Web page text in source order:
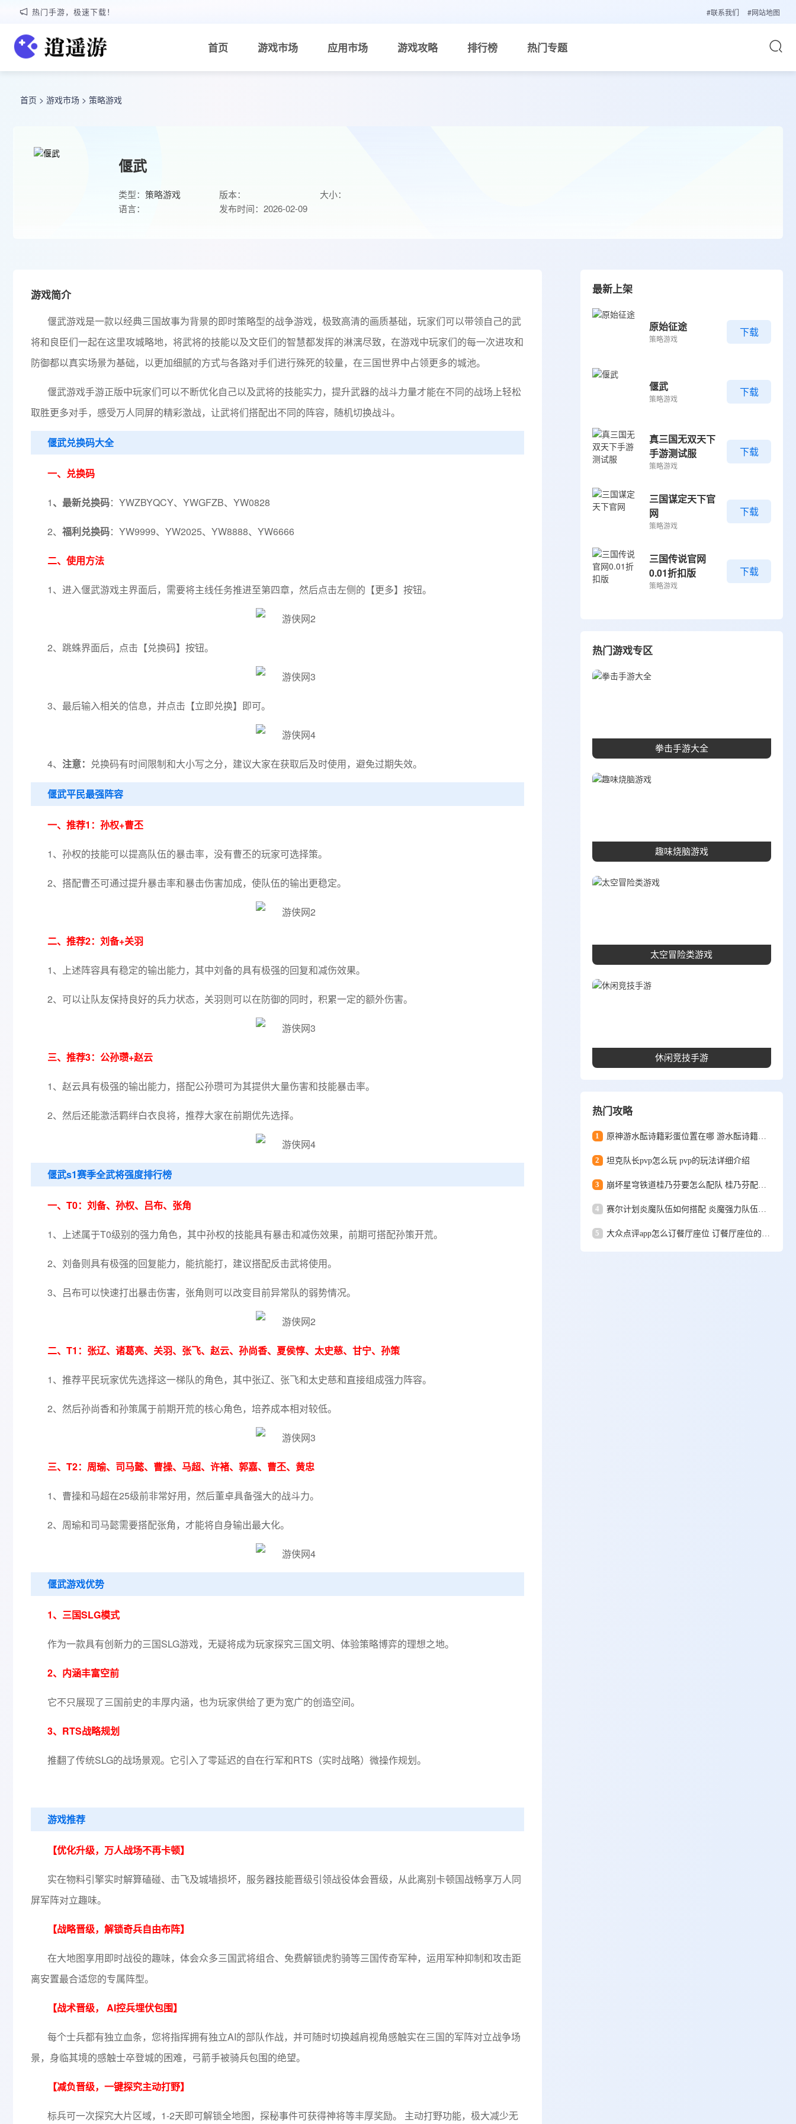
热门手游，极速下载！ #联系我们 #网站地图
首页 游戏市场 应用市场 游戏攻略 排行榜 热门专题
首页 > 游戏市场 > 策略游戏
偃武
类型： 策略游戏 版本：
大小：
语言：
发布时间：2026-02-09
游戏简介
偃武游戏是一款以经典三国故事为背景的即时策略型的战争游戏，极致高清的画质基础，玩家们可以带领自己的武
将和良臣们一起在这里攻城略地，将武将的技能以及文臣们的智慧都发挥的淋漓尽致，在游戏中玩家们的每一次进攻和
防御都以真实场景为基础，以更加细腻的方式与各路对手们进行殊死的较量，在三国世界中占领更多的城池。
偃武游戏手游正版中玩家们可以不断优化自己以及武将的技能实力，提升武器的战斗力量才能在不同的战场上轻松
取胜更多对手，感受万人同屏的精彩激战，让武将们搭配出不同的阵容，随机切换战斗。
偃武兑换码大全
一、兑换码
1、最新兑换码：YWZBYQCY、YWGFZB、YW0828
2、 福利兑换码：YW9999、YW2025、YW8888、YW6666
二、使用方法
1、进入偃武游戏主界面后，需要将主线任务推进至第四章，然后点击左侧的【更多】按钮。
2、跳蛛界面后，点击【兑换码】按钮。
3、最后输入相关的信息，并点击【立即兑换】即可。
4、 注意： 兑换码有时间限制和大小写之分，建议大家在获取后及时使用，避免过期失效。
偃武平民最强阵容
一、推荐1：孙权+曹丕
1、孙权的技能可以提高队伍的暴击率，没有曹丕的玩家可选择策。
2、搭配曹丕可通过提升暴击率和暴击伤害加成，使队伍的输出更稳定。
二、推荐2：刘备+关羽
1、上述阵容具有稳定的输出能力，其中刘备的具有极强的回复和减伤效果。
2、可以让队友保持良好的兵力状态，关羽则可以在防御的同时，积累一定的额外伤害。
三、推荐3：公孙瓒+赵云
1、赵云具有极强的输出能力，搭配公孙瓒可为其提供大量伤害和技能暴击率。
2、然后还能激活羁绊白衣良将，推荐大家在前期优先选择。
偃武s1赛季全武将强度排行榜
一、T0：刘备、孙权、吕布、张角
1、上述属于T0级别的强力角色，其中孙权的技能具有暴击和减伤效果，前期可搭配孙策开荒。
2、刘备则具有极强的回复能力，能抗能打，建议搭配反击武将使用。
3、吕布可以快速打出暴击伤害，张角则可以改变目前异常队的弱势情况。
二、T1：张辽、诸葛亮、关羽、张飞、赵云、孙尚香、夏侯惇、太史慈、甘宁、孙策
1、推荐平民玩家优先选择这一梯队的角色，其中张辽、张飞和太史慈和直接组成强力阵容。
2、然后孙尚香和孙策属于前期开荒的核心角色，培养成本相对较低。
三、T2：周瑜、司马懿、曹操、马超、许褚、郭嘉、曹丕、黄忠
1、曹操和马超在25级前非常好用，然后董卓具备强大的战斗力。
2、周瑜和司马懿需要搭配张角，才能将自身输出最大化。
偃武游戏优势
1、三国SLG模式
作为一款具有创新力的三国SLG游戏，无疑将成为玩家探究三国文明、体验策略博弈的理想之地。
2、内涵丰富空前
它不只展现了三国前史的丰厚内涵，也为玩家供给了更为宽广的创造空间。
3、RTS战略规划
推翻了传统SLG的战场景观。它引入了零延迟的自在行军和RTS（实时战略）微操作规划。
游戏推荐
【优化升级，万人战场不再卡顿】
实在物料引擎实时解算磕碰、击飞及城墙损坏，服务器技能晋级引领战役体会晋级，从此离别卡顿国战畅享万人同
屏军阵对立趣味。
【战略晋级，解锁奇兵自由布阵】
在大地图享用即时战役的趣味，体会众多三国武将组合、免费解锁虎豹骑等三国传奇军种，运用军种抑制和攻击距
离安置最合适您的专属阵型。
【战术晋级， AI控兵埋伏包围】
每个士兵都有独立血条，您将指挥拥有独立AI的部队作战，并可随时切换越肩视角感触实在三国的军阵对立战争场
景，身临其境的感触士卒登城的困难，弓箭手被骑兵包围的绝望。
【减负晋级，一键探究主动打野】
标兵可一次探究大片区域，1-2天即可解锁全地图，探秘事件可获得神将等丰厚奖励。 主动打野功能，极大减少无
最新上架
原始征途
策略游戏
下载
偃武
策略游戏
下载
真三国无双天下
手游测试服
策略游戏
下载
三国谋定天下官
网
策略游戏
下载
三国传说官网
0.01折扣版
策略游戏
下载
热门游戏专区
拳击手游大全
趣味烧脑游戏
太空冒险类游戏
休闲竞技手游
热门攻略
1 原神游水酝诗籍彩蛋位置在哪 游水酝诗籍彩蛋位置一览
2 坦克队长pvp怎么玩 pvp的玩法详细介绍
3
4
5